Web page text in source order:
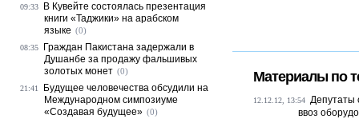
Материалы по
12.12.12, 13:54 Депутаты
ввоз
09:33
В Кувейте состоялась презентация
книги «Таджики» на арабском
языке (0)
08:35
Граждан Пакистана задержали в
Душанбе за продажу фальшивых
золотых монет (0)
21:41
Будущее человечества обсудили на
Международном симпозиуме
«Создавая будущее» (0)